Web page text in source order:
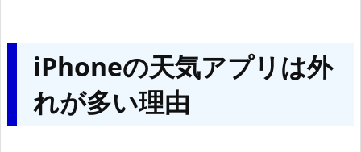
iPhoneの天気アプリは外
れが多い理由